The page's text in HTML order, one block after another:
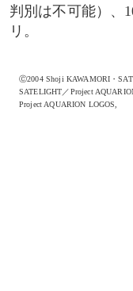
判別は不可能）、
リ。
Ⓒ2004 Shoji KAWAMORI・
SATELIGHT／Project
Project AQUARION LOGOS,